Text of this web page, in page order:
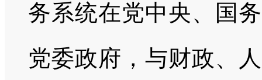
务系统在党中央、国
党委政府，与财政、